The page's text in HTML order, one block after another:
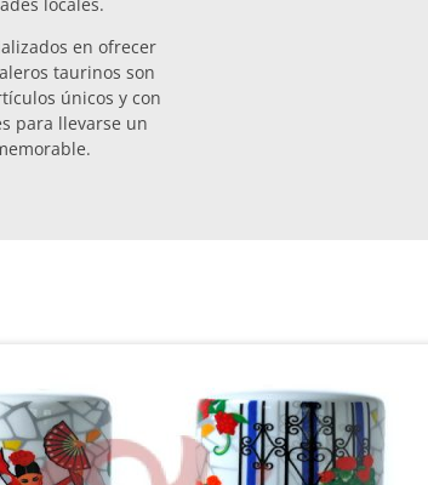
en ofrecer
taurinos son
únicos y con
para llevarse un